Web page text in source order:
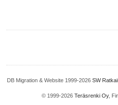
DB Migration & Website 1999-2026 SW
© 1999-2026Teräsrenki Oy,